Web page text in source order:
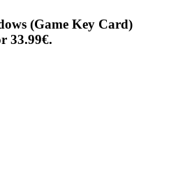
(Game Key Card)
33.99€.